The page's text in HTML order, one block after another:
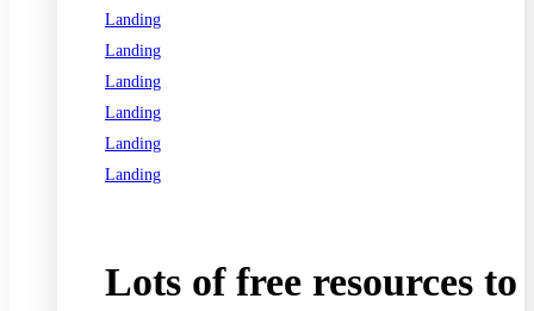
Landing
Landing
Landing
Landing
Landing
Landing
Lots of free resources to